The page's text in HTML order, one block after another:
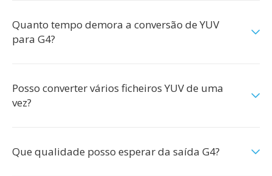
Quanto tempo demora a conversão de YUV
para G4?
Posso converter vários ficheiros YUV de uma
vez?
Que qualidade posso esperar da saída G4?